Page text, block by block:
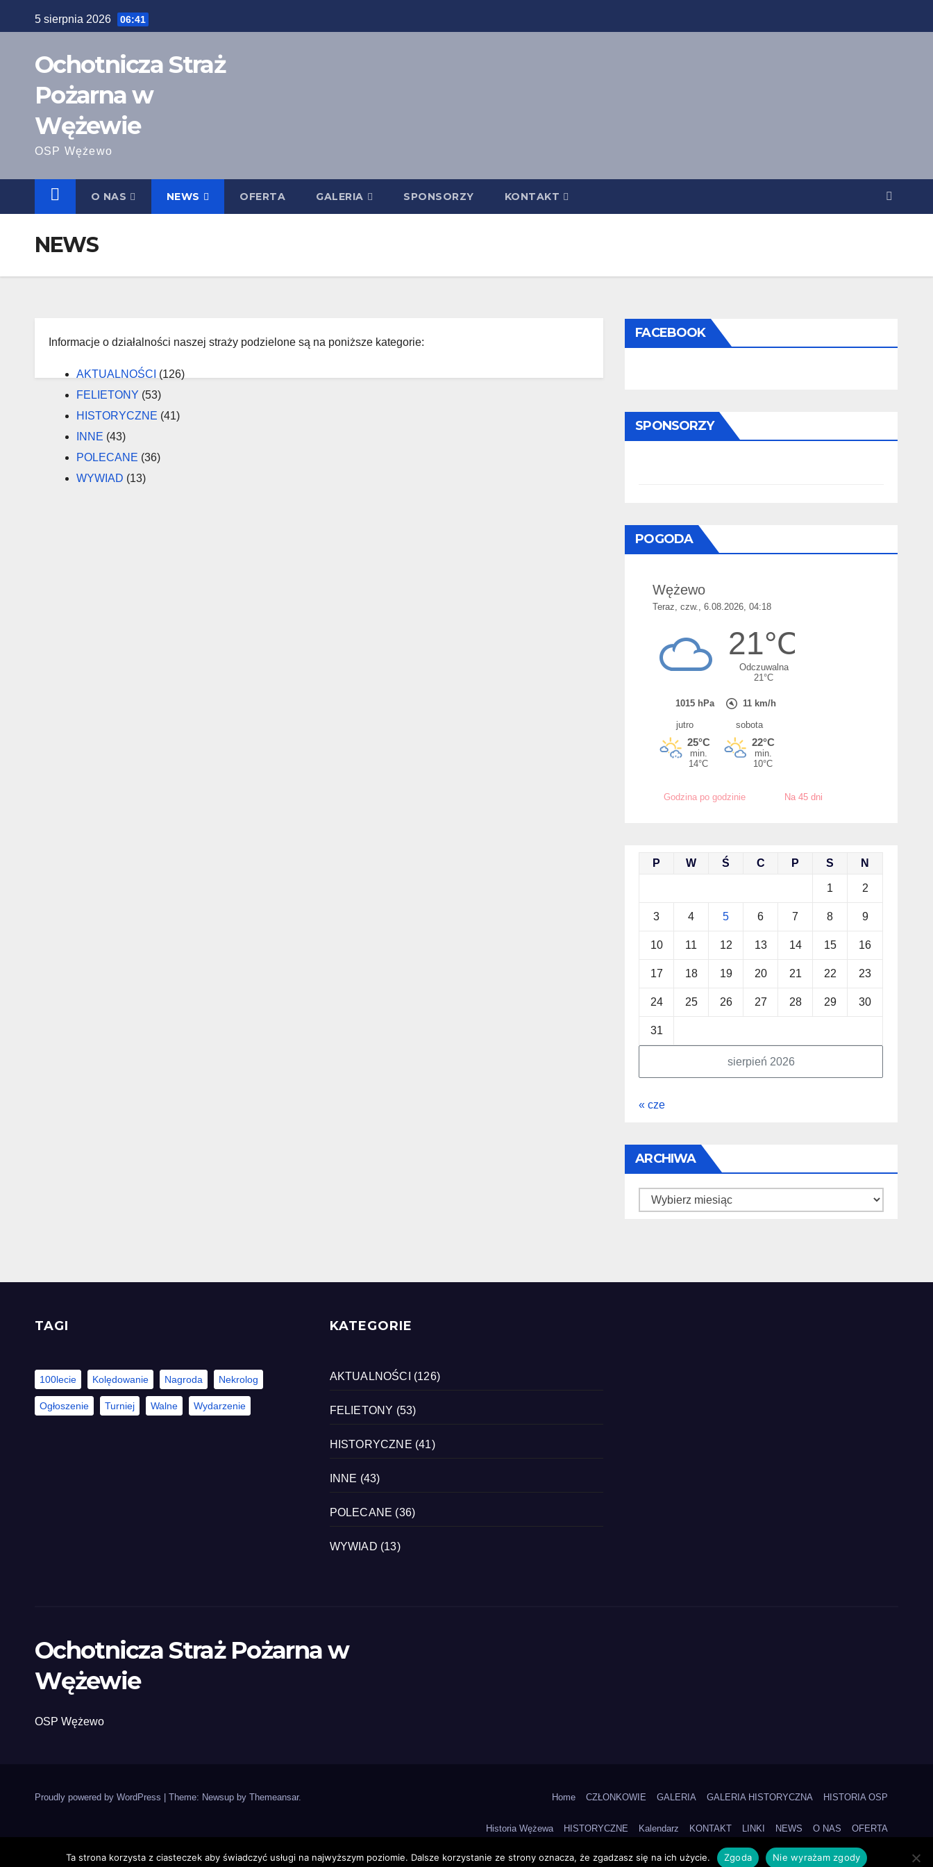
to
5 sierpnia 2026 06:41
Ochotnicza Straż
Pożarna w
Wężewie
OSP Wężewo
O NAS NEWS OFERTA GALERIA SPONSORZY KONTAKT
NEWS
Informacje o działalności naszej straży podzielone są na poniższe kategorie:
AKTUALNOŚCI (126)
FELIETONY (53)
HISTORYCZNE (41)
INNE (43)
POLECANE (36)
WYWIAD (13)
FACEBOOK
SPONSORZY
POGODA
Godzina po godzinie Na 45 dni
sierpień 2026
P W Ś C P S N
1 2
3 4 5 6 7 8 9
10 11 12 13 14 15 16
17 18 19 20 21 22 23
24 25 26 27 28 29 30
31
« cze
ARCHIWA
Archiwa
TAGI
100lecie Kolędowanie Nagroda Nekrolog
Ogłoszenie Turniej Walne Wydarzenie
KATEGORIE
AKTUALNOŚCI (126)
FELIETONY (53)
HISTORYCZNE (41)
INNE (43)
POLECANE (36)
WYWIAD (13)
Ochotnicza Straż Pożarna w
Wężewie
OSP Wężewo
Proudly powered by WordPress Theme: Newsup by Themeansar. Home CZŁONKOWIE GALERIA GALERIA HISTORYCZNA HISTORIA OSP
Historia Wężewa HISTORYCZNE Kalendarz KONTAKT LINKI NEWS O NAS OFERTA
SPONSORZY STATUT WYPOSAŻENIE ZARZĄD ZDARZENIA
Ta strona korzysta z ciasteczek aby świadczyć usługi na najwyższym poziomie. Dalsze korzystanie ze strony oznacza, że zgadzasz się na ich użycie. Zgoda Nie wyrażam zgody